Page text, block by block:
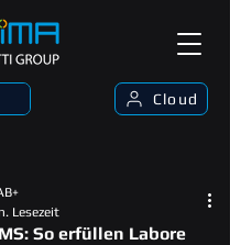
Cloud
So erfüllen Labore
Lesezeit